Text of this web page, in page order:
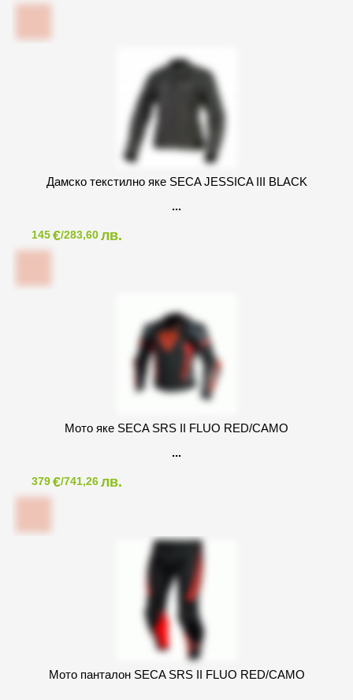
Дамско текстилно яке SECA JESSICA III BLACK
145€/283,60лв.
Мото яке SECA SRS II FLUO RED/CAMO
379€/741,26лв.
Мото панталон SECA SRS II FLUO RED/CAMO